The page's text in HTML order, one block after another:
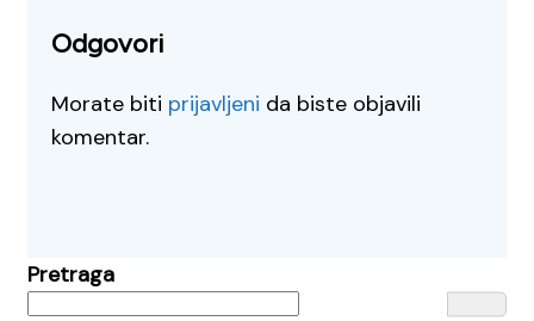
Odgovori
Morate biti prijavljeni da biste objavili
komentar.
Pretraga